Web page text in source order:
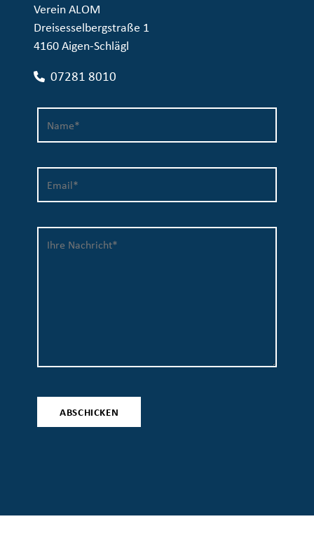
Verein ALOM
Dreisesselbergstraße 1
4160 Aigen-Schlägl
07281 8010